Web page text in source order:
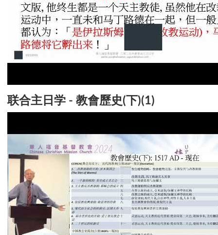
联合主日学 - 教會歷史(下)(1)